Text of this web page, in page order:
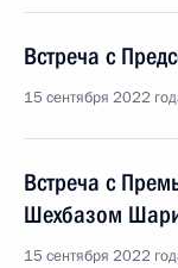
Встреча с
15 сентября 2022
Встреча с
Шехбазом
15 сентября 2022